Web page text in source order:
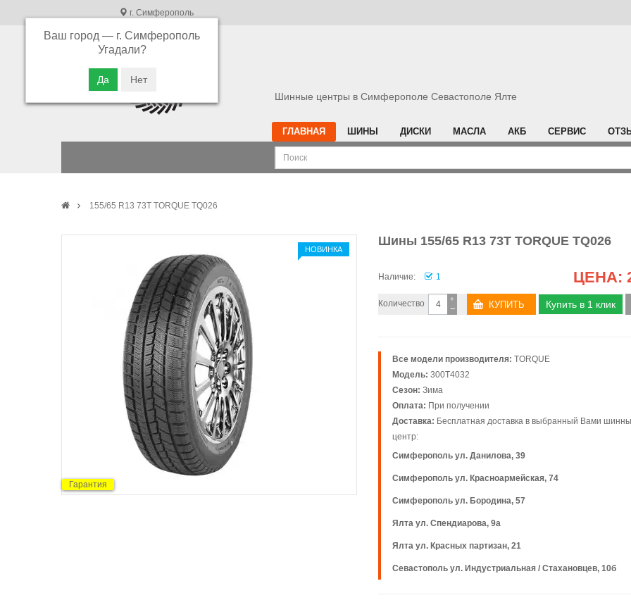
г. Симферополь
Ваш город — г. Симферополь
Угадали?
В связи с высокой загрузкой операторов
Приносим свои извинения
Шинные центры в Симферополе Севастополе Ялте
ГЛАВНАЯ ШИНЫ ДИСКИ МАСЛА АКБ СЕРВИС
155/65 R13 73T TORQUE TQ026
Гарантия
НОВИНКА
Шины 155/65 R13 73T TORQUE TQ026
Наличие: 1 ЦЕНА:
Количество −
+ Купить в 1 клик
Все модели производителя: TORQUE
Модель: 300T4032
Сезон: Зима
Оплата: При получении
Доставка: Бесплатная доставка в выбранный Вами
центр:
Симферополь ул. Данилова, 39
Симферополь ул. Красноармейская, 74
Симферополь ул. Бородина, 57
Ялта ул. Спендиарова, 9а
Ялта ул. Красных партизан, 21
Севастополь ул. Индустриальная / Стахановцев, 10б